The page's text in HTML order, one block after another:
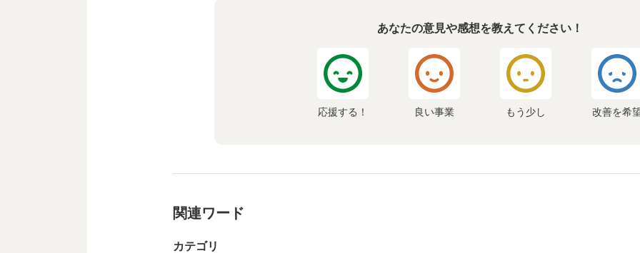
あなたの意見や感想を教えてください！
応援する！ 良い事業 もう少し 改善を希
関連ワード
カテゴリ